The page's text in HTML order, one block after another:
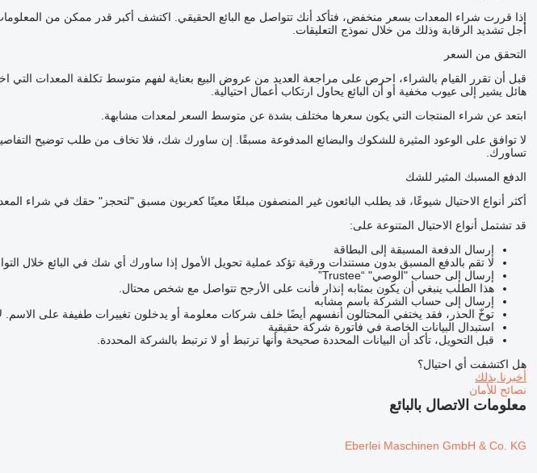
إذا قررت شراء المعدات بسعر منخفض، فتأكد أنك تتواصل مع البائع الحقيقي. اكتشف أكبر قدر ممكن من
أجل تشديد الرقابة وذلك من خلال نموذج التعليقات.
التحقق من السعر
قبل أن تقرر القيام بالشراء، احرص على مراجعة العديد من عروض البيع بعناية لفهم متوسط تكلفة المعدات
هائل يشير إلى عيوب مخفية أو أن البائع يحاول ارتكاب أعمال احتيالية.
ابتعد عن شراء المنتجات التي يكون سعرها مختلف بشدة عن متوسط السعر لمعدات مشابهة.
لا توافق على الوعود المثيرة للشكوك والبضائع المدفوعة مسبقًا. إن ساورك شك، فلا تخاف من طلب توضيح
تساورك.
الدفع المسبك المثير للشك
أكثر أنواع الاحتيال شيوعًا، قد يطلب البائعون غير المنصفون مبلغًا معينًا كعربون مسبق "لتحجز" حقك في شراء
قد تشتمل أنواع الاحتيال المتنوعة على:
إرسال الدفعة المسبقة إلى البطاقة
لا تقم بالدفع المسبق بدون مستندات ورقية تؤكد عملية تحويل الأمول إذا ساورك أي شك في البائع خلال
إرسال إلى حساب "الوصي" “Trustee”
هذا الطلب ينبغي أن يكون بمثابه إنذار فأنت على الأرجح تتواصل مع شخص محتال.
إرسال إلى حساب الشركة باسم مشابه
توخّ الحذر، فقد يختفي المحتالون أنفسهم أيضًا خلف شركات معلومة أو يدخلون تغييرات طفيفة على
استبدال البيانات الخاصة في فاتورة شركة حقيقية
قبل التحويل، تأكد أن البيانات المحددة صحيحة وأنها ترتبط أو لا ترتبط بالشركة المحددة.
هل اكتشفت أي احتيال؟
أخبرنا بذلك
نصائح للأمان
معلومات الاتصال بالبائع
Eberlei Maschinen GmbH & Co. KG